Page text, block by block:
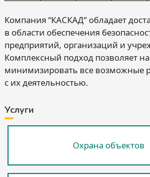
Компания “КАСКАД” обладает
в области обеспечения
предприятий, организаций и
Комплексный подход позволяет
минимизировать все возможные
с их деятельностью.
Услуги
Охрана объектов